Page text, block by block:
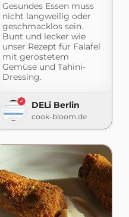
Gesundes Essen muss
nicht langweilig oder
geschmacklos sein.
Bunt und lecker wie
unser Rezept für Falafel
mit geröstetem
Gemüse und Tahini-
Dressing.
DELi Berlin
cook-bloom.de